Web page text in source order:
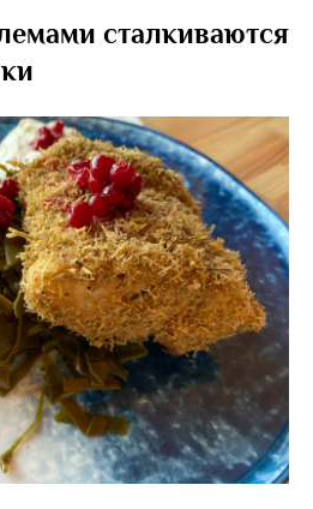
сталкиваются